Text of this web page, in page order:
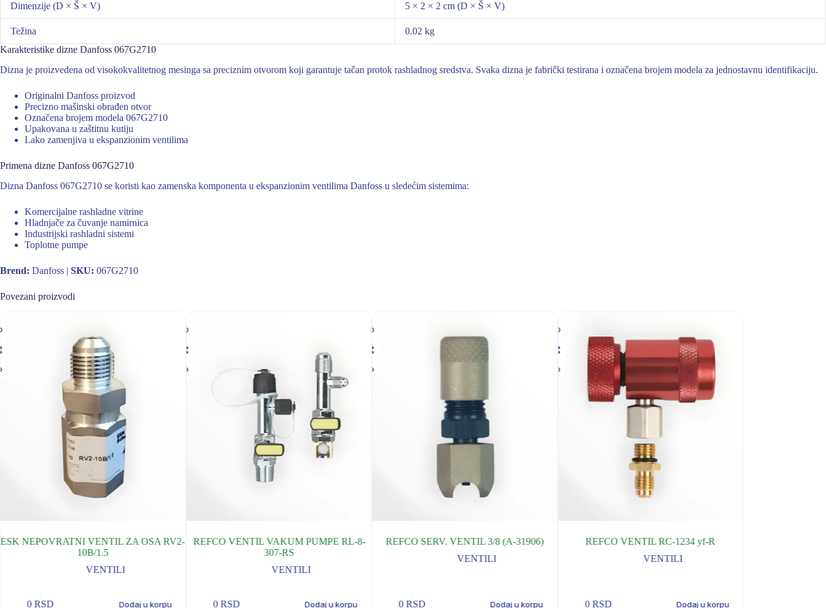
Dimenzije (D × Š × V) 5 × 2 × 2 cm (D × Š × V)
Težina
0.02 kg
Karakteristike dizne Danfoss 067G2710
Dizna je proizvedena od visokokvalitetnog mesinga sa preciznim otvorom koji garantuje tačan protok rashladnog sredstva. Svaka dizna je fabrički testirana i označena brojem modela za jednostavnu identifikaciju.
Originalni Danfoss proizvod
Precizno mašinski obrađen otvor
Označena brojem modela 067G2710
Upakovana u zaštitnu kutiju
Lako zamenjiva u ekspanzionim ventilima
Primena dizne Danfoss 067G2710
Dizna Danfoss 067G2710 se koristi kao zamenska komponenta u ekspanzionim ventilima Danfoss u sledećim sistemima:
Komercijalne rashladne vitrine
Hladnjače za čuvanje namirnica
Industrijski rashladni sistemi
Toplotne pumpe
Brend: Danfoss | SKU: 067G2710
Povezani proizvodi
ESK NEPOVRATNI VENTIL ZA OSA RV2-
10B/1.5
VENTILI
0RSD Dodaj u korpu
REFCO VENTIL VAKUM PUMPE RL-8-
307-RS
VENTILI
0 RSD Dodaj u korpu
REFCO SERV. VENTIL 3/8 (A-31906)
VENTILI
0 RSD Dodaj u korpu
REFCO VENTIL RC-1234 yf-R
VENTILI
0 RSD Dodaj u korpu